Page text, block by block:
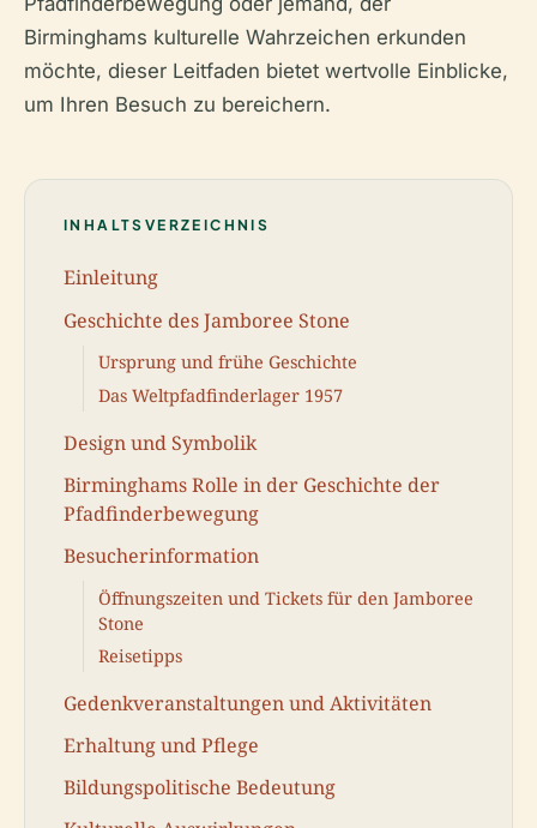
Birminghams kulturelle Wahrzeichen erkunden
möchte, dieser Leitfaden bietet wertvolle Einblicke,
um Ihren Besuch zu bereichern.
INHALTSVERZEICHNIS
Einleitung
Geschichte des Jamboree Stone
Ursprung und frühe Geschichte
Das Weltpfadfinderlager 1957
Design und Symbolik
Birminghams Rolle in der Geschichte der
Pfadfinderbewegung
Besucherinformation
Öffnungszeiten und Tickets für den Jamboree
Stone
Reisetipps
Gedenkveranstaltungen und Aktivitäten
Erhaltung und Pflege
Bildungspolitische Bedeutung